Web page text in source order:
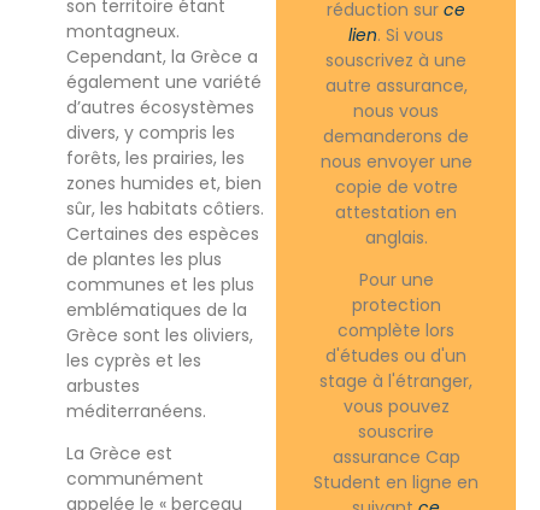
son territoire étant
montagneux.
Cependant, la Grèce a
également une variété
d’autres écosystèmes
divers, y compris les
forêts, les prairies, les
zones humides et, bien
sûr, les habitats côtiers.
Certaines des espèces
de plantes les plus
communes et les plus
emblématiques de la
Grèce sont les oliviers,
les cyprès et les
arbustes
méditerranéens.
La Grèce est
communément
appelée le « berceau
réduction surce
lien. Si vous
souscrivez à une
autre assurance,
nous vous
demanderons de
nous envoyer une
copie de votre
attestation en
anglais.
Pour une
protection
complète lors
d'études ou d'un
stage à l'étranger,
vous pouvez
souscrire
assurance Cap
Student en ligne en